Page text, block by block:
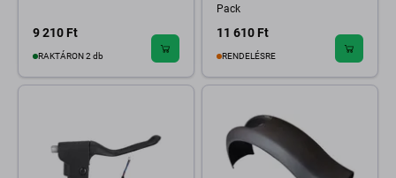
9 210 Ft
RAKTÁRON 2 db
Pack
11 610 Ft
RENDELÉSRE